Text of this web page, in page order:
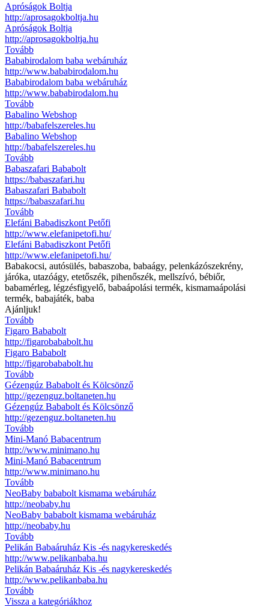
Apróságok Boltja
http://aprosagokboltja.hu
Apróságok Boltja
http://aprosagokboltja.hu
Tovább
Bababirodalom baba webáruház
http://www.bababirodalom.hu
Bababirodalom baba webáruház
http://www.bababirodalom.hu
Tovább
Babalino Webshop
http://babafelszereles.hu
Babalino Webshop
http://babafelszereles.hu
Tovább
Babaszafari Bababolt
https://babaszafari.hu
Babaszafari Bababolt
https://babaszafari.hu
Tovább
Elefáni Babadiszkont Petőfi
http://www.elefanipetofi.hu/
Elefáni Babadiszkont Petőfi
http://www.elefanipetofi.hu/
Babakocsi, autósülés, babaszoba, babaágy, pelenkázószekrény,
járóka, utazóágy, etetőszék, pihenőszék, mellszívó, bébiőr,
babamérleg, légzésfigyelő, babaápolási termék, kismamaápolási
termék, babajáték, baba
Ajánljuk!
Tovább
Figaro Bababolt
http://figarobababolt.hu
Figaro Bababolt
http://figarobababolt.hu
Tovább
Gézengúz Bababolt és Kölcsönző
http://gezenguz.boltaneten.hu
Gézengúz Bababolt és Kölcsönző
http://gezenguz.boltaneten.hu
Tovább
Mini-Manó Babacentrum
http://www.minimano.hu
Mini-Manó Babacentrum
http://www.minimano.hu
Tovább
NeoBaby bababolt kismama webáruház
http://neobaby.hu
NeoBaby bababolt kismama webáruház
http://neobaby.hu
Tovább
Pelikán Babaáruház Kis -és nagykereskedés
http://www.pelikanbaba.hu
Pelikán Babaáruház Kis -és nagykereskedés
http://www.pelikanbaba.hu
Tovább
Vissza a kategóriákhoz